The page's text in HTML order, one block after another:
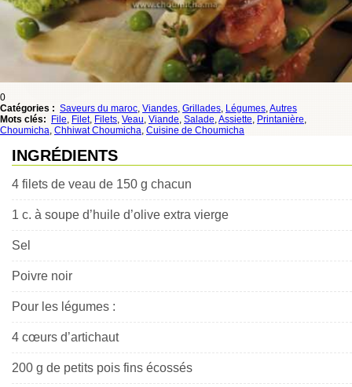
0
Catégories : Saveurs du maroc, Viandes, Grillades, Légumes,Autres
Mots clés:
File, Filet, Filets, Veau, Viande, Salade,Assiette, Printanière,
Choumicha, Chhiwat Choumicha, Cuisine de Choumicha
INGRÉDIENTS
4 filets de veau de 150 g chacun
1 c. à soupe d’huile d’olive extra vierge
Sel
Poivre noir
Pour les légumes :
4 cœurs d’artichaut
200 g de petits pois fins écossés